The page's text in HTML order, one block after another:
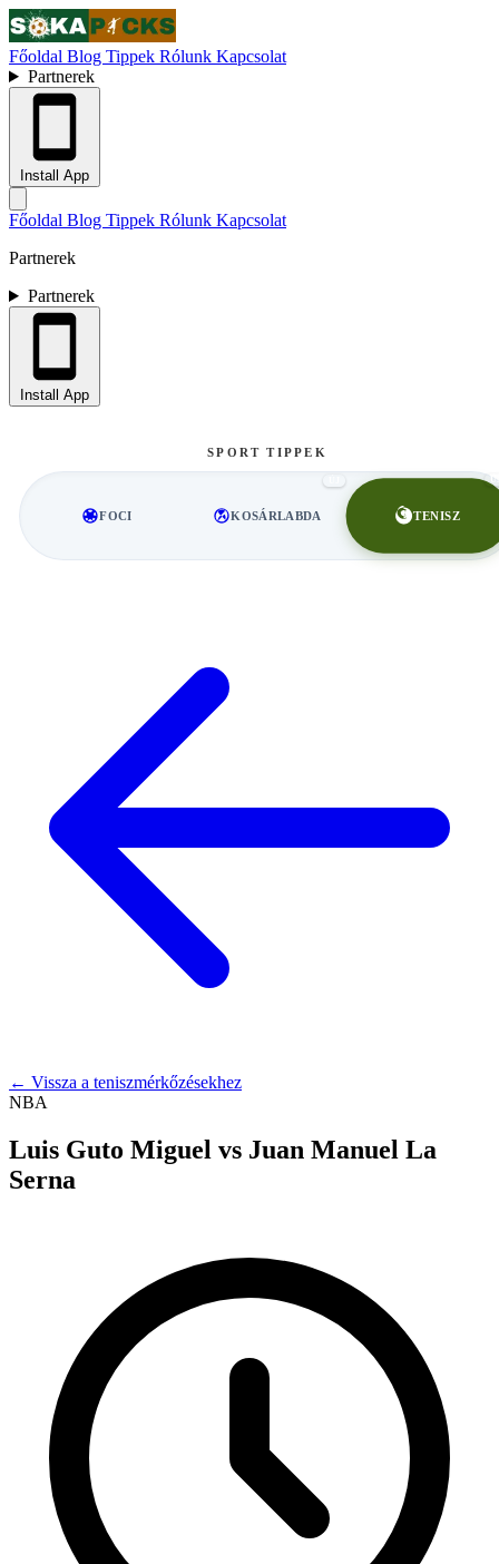
Főoldal Blog Tippek Rólunk Kapcsolat
Partnerek
Install App
Főoldal Blog Tippek Rólunk Kapcsolat
Partnerek
Partnerek
Install App
SPORT TIPPEK
FOCI KOSÁRLABDA TENISZ
← Vissza a teniszmérkőzésekhez
NBA
Luis Guto Miguel vs Juan Manuel La
Serna